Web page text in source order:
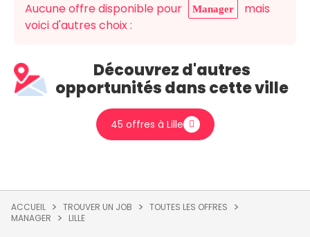
Aucune offre disponible pour Manager
mais
voici d'autres choix :
Découvrez d'autres
opportunités dans cette ville
45 offres à Lille
ACCUEIL TROUVER UN JOB
TOUTES LES OFFRES
MANAGER
LILLE